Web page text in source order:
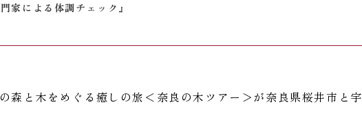
家による体調チェック』
と木をめぐる癒しの旅＜奈良の木ツアー＞が奈良県桜井市と宇